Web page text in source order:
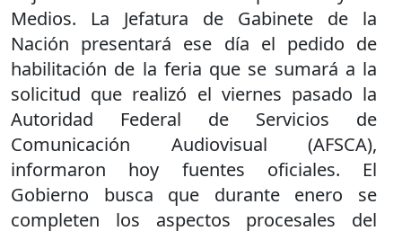
Medios. La Jefatura de Gabinete de la
Nación presentará ese día el pedido de
habilitación de la feria que se sumará a la
solicitud que realizó el viernes pasado la
Autoridad Federal de Servicios de
Comunicación Audiovisual (AFSCA),
informaron hoy fuentes oficiales. El
Gobierno busca que durante enero se
completen los aspectos procesales del